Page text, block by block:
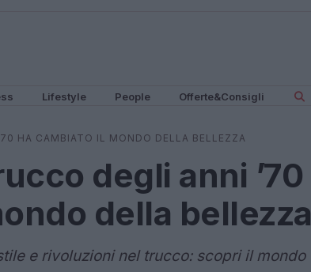
Lifestyle People Offerte&Consigli
HA CAMBIATO IL MONDO DELLA BELLEZZA
degli anni ’70
della bellezza
e rivoluzioni nel trucco: scopri il mondo